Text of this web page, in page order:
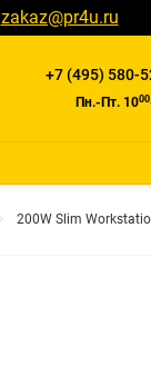
zakaz@pr4u.ru
+7 (495) 580-
Пн.-Пт. 1000
200W Slim